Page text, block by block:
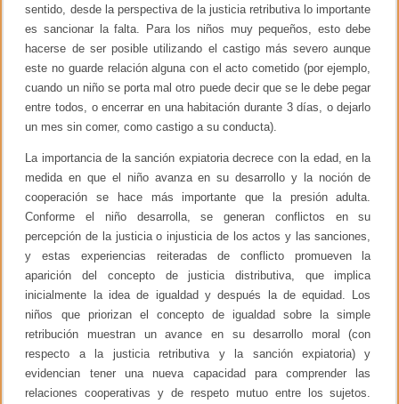
sentido, desde la perspectiva de la justicia retributiva lo importante
es sancionar la falta. Para los niños muy pequeños, esto debe
hacerse de ser posible utilizando el castigo más severo aunque
este no guarde relación alguna con el acto cometido (por ejemplo,
cuando un niño se porta mal otro puede decir que se le debe pegar
entre todos, o encerrar en una habitación durante 3 días, o dejarlo
un mes sin comer, como castigo a su conducta).
La importancia de la sanción expiatoria decrece con la edad, en la
medida en que el niño avanza en su desarrollo y la noción de
cooperación se hace más importante que la presión adulta.
Conforme el niño desarrolla, se generan conflictos en su
percepción de la justicia o injusticia de los actos y las sanciones,
y estas experiencias reiteradas de conflicto promueven la
aparición del concepto de justicia distributiva, que implica
inicialmente la idea de igualdad y después la de equidad. Los
niños que priorizan el concepto de igualdad sobre la simple
retribución muestran un avance en su desarrollo moral (con
respecto a la justicia retributiva y la sanción expiatoria) y
evidencian tener una nueva capacidad para comprender las
relaciones cooperativas y de respeto mutuo entre los sujetos.